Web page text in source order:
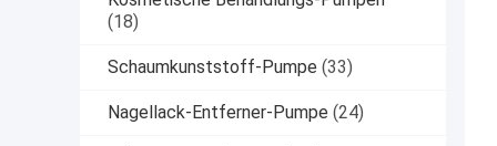
(18)
Schaumkunststoff-Pumpe (33)
Nagellack-Entferner-Pumpe (24)